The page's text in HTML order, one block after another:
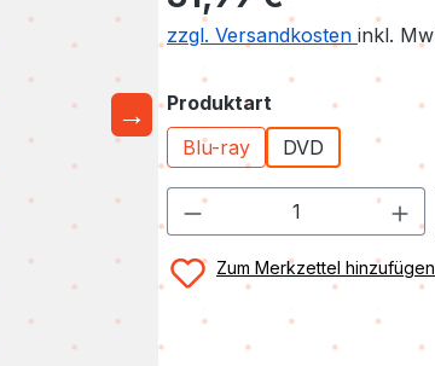
→
zzgl. Versandkosten inkl.
Produktart auswählen
Blu-ray
DVD
Zum Merkzettel hinzufügen